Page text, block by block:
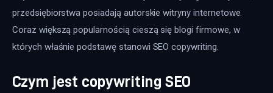
przedsiębiorstwa posiadają autorskie witryny internetowe.
Coraz większą popularnością cieszą się blogi firmowe, w
których właśnie podstawę stanowi SEO copywriting.
Czym jest copywriting SEO